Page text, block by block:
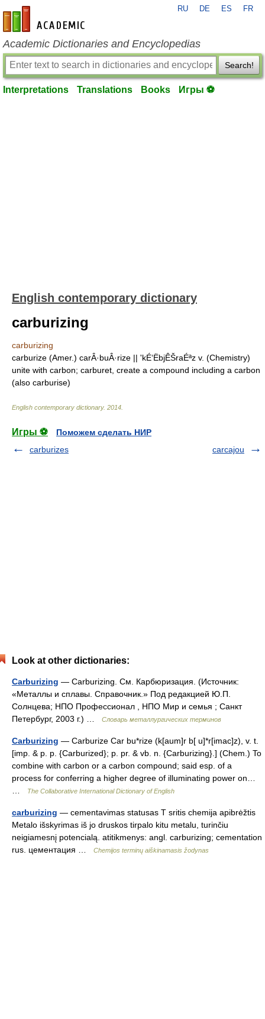
en-academic.com
RU DE ES FR
Academic Dictionaries and Encyclopedias
Search!
Interpretations Translations Books Игры ⚽
English contemporary dictionary
carburizing
carburizing
carburize (Amer.) carÂ·buÂ·rize || 'kÉ‘ËbjÊŠraÉªz v. (Chemistry)
unite with carbon; carburet, create a compound including a carbon
(also carburise)
English contemporary dictionary. 2014
Игры ⚽
Поможем сделать НИР
carburizes
carcajou
Look at other dictionaries:
Carburizing — Carburizing. См. Карбюризация. (Источник:
«Металлы и сплавы. Справочник.» Под редакцией Ю.П.
Солнцева; НПО Профессионал , НПО Мир и семья ; Санкт
Петербург, 2003 г.) …
Словарь металлургических терминов
Carburizing — Carburize Car bu*rize (k[aum]r b[ u]*r[imac]z), v. t.
[imp. & p. p. {Carburized}; p. pr. & vb. n. {Carburizing}.] (Chem.) To
combine with carbon or a carbon compound; said esp. of a
process for conferring a higher degree of illuminating power on…
The Collaborative International Dictionary of English
carburizing — cementavimas statusas T sritis chemija apibrėžtis
Metalo išskyrimas iš jo druskos tirpalo kitu metalu, turinčiu
neigiamesnį potencialą. atitikmenys: angl. carburizing; cementation
rus. цементация …
Chemijos terminų aiškinamasis žodynas